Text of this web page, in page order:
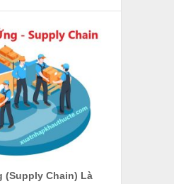
(Supply Chain) Là